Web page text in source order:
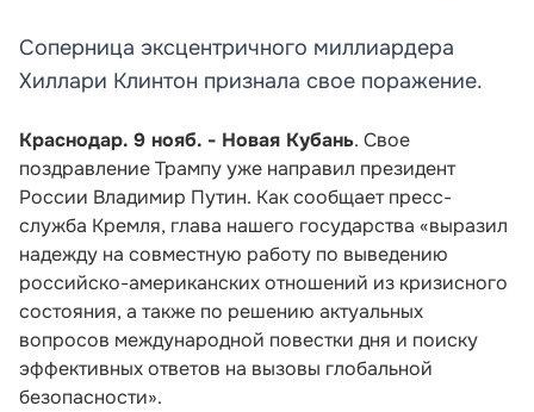
Соперница эксцентричного миллиардера
Хиллари Клинтон признала свое поражение.
Краснодар. 9 нояб. - Новая Кубань. Свое
поздравление Трампу уже направил президент
России Владимир Путин. Как сообщает пресс-
служба Кремля, глава нашего государства «выразил
надежду на совместную работу по выведению
российско-американских отношений из кризисного
состояния, а также по решению актуальных
вопросов международной повестки дня и поиску
эффективных ответов на вызовы глобальной
безопасности».